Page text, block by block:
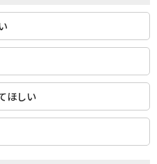
ほしい